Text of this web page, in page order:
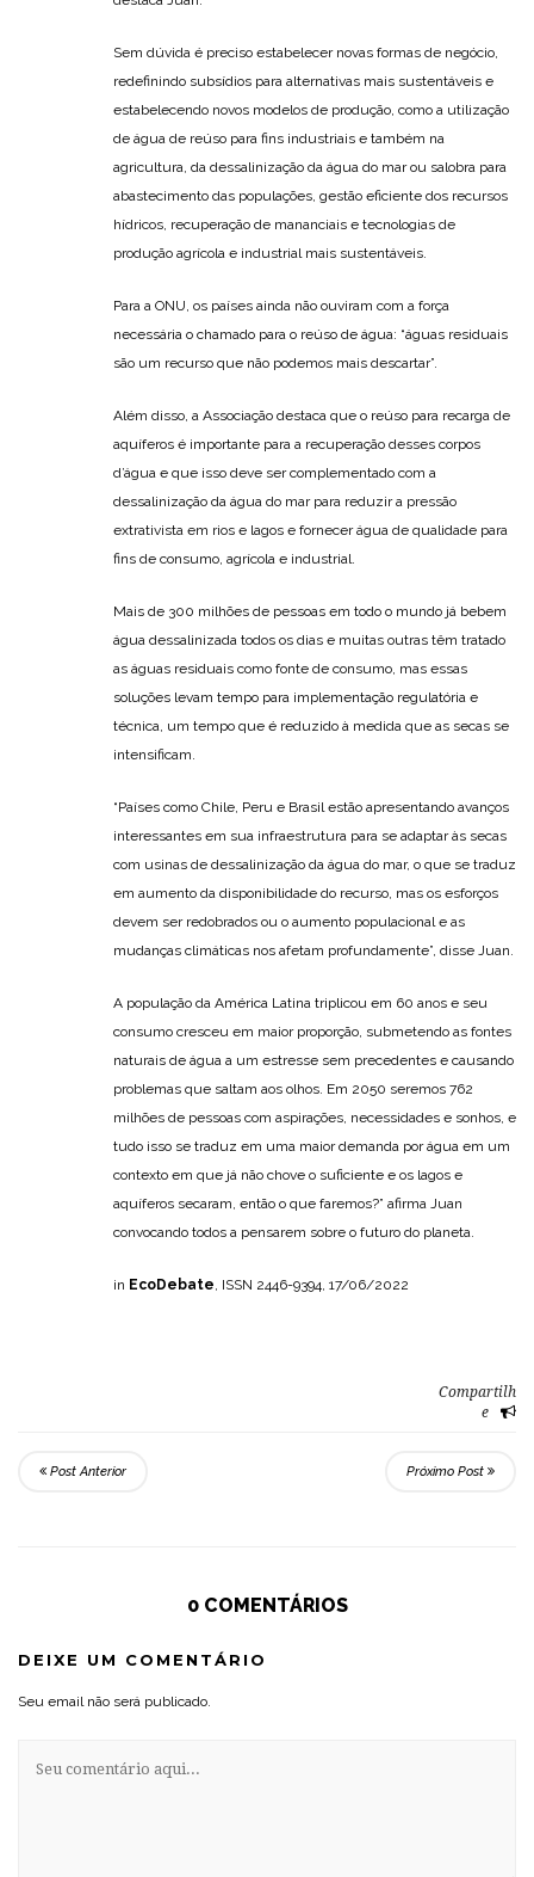
Sem dúvida é preciso estabelecer novas formas de negócio,
redefinindo subsídios para alternativas mais sustentáveis e
estabelecendo novos modelos de produção, como a utilização
de água de reúso para fins industriais e também na
agricultura, da dessalinização da água do mar ou salobra para
abastecimento das populações, gestão eficiente dos recursos
hídricos, recuperação de mananciais e tecnologias de
produção agrícola e industrial mais sustentáveis.
Para a ONU, os países ainda não ouviram com a força
necessária o chamado para o reúso de água: “águas residuais
são um recurso que não podemos mais descartar”.
Além disso, a Associação destaca que o reúso para recarga de
aquíferos é importante para a recuperação desses corpos
d’água e que isso deve ser complementado com a
dessalinização da água do mar para reduzir a pressão
extrativista em rios e lagos e fornecer água de qualidade para
fins de consumo, agrícola e industrial.
Mais de 300 milhões de pessoas em todo o mundo já bebem
água dessalinizada todos os dias e muitas outras têm tratado
as águas residuais como fonte de consumo, mas essas
soluções levam tempo para implementação regulatória e
técnica, um tempo que é reduzido à medida que as secas se
intensificam.
“Países como Chile, Peru e Brasil estão apresentando avanços
interessantes em sua infraestrutura para se adaptar às secas
com usinas de dessalinização da água do mar, o que se traduz
em aumento da disponibilidade do recurso, mas os esforços
devem ser redobrados ou o aumento populacional e as
mudanças climáticas nos afetam profundamente”, disse Juan.
A população da América Latina triplicou em 60 anos e seu
consumo cresceu em maior proporção, submetendo as fontes
naturais de água a um estresse sem precedentes e causando
problemas que saltam aos olhos. Em 2050 seremos 762
milhões de pessoas com aspirações, necessidades e sonhos, e
tudo isso se traduz em uma maior demanda por água em um
contexto em que já não chove o suficiente e os lagos e
aquíferos secaram, então o que faremos?” afirma Juan
convocando todos a pensarem sobre o futuro do planeta.
in EcoDebate, ISSN 2446-9394, 17/06/2022
Compartilh
e
Post Anterior Próximo Post
0 COMENTÁRIOS
DEIXE UM COMENTÁRIO
Seu email não será publicado.